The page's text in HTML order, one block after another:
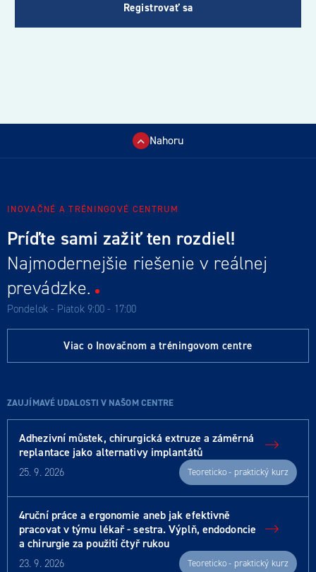
Registrovať sa
Nahoru
INOVAČNÉ A TRÉNINGOVÉ CENTRUM
Príďte sami zažiť ten rozdiel!
Najmodernejšie riešenie v reálnej
prevádzke.
Pondelok - Piatok 9:00 - 17:00
Viac o Inovačnom a tréningovom centre
ZAUJÍMAVÉ UDALOSTI V NAŠOM CENTRE
Adhezivní můstek, chirurgická extruze a záměrná
replantace jako alternativy implantátů
25. 9. 2026 Teoreticko - praktický kurz
4ruční práce a ergonomie aneb jak efektivně
pracovat v týmu lékař - sestra. Výplň, endodoncie
a chirurgie za použití čtyř rukou
23. 9. 2026 Teoreticko - praktický kurz